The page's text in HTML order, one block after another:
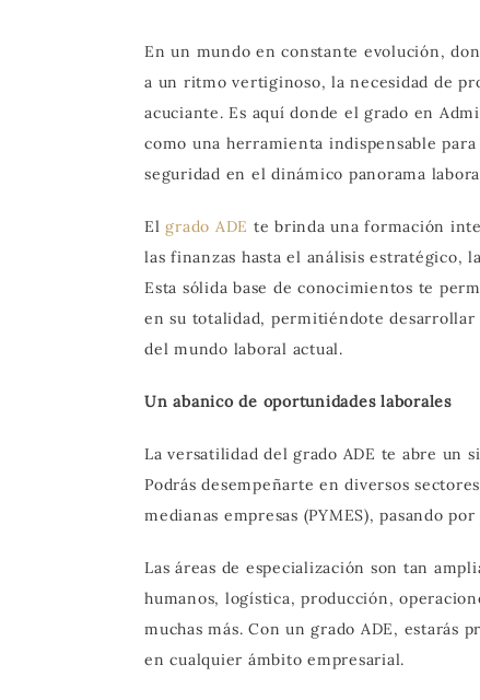
En un mundo en constante evolución,
a un ritmo vertiginoso, la necesidad de
acuciante. Es aquí donde el grado en
como una herramienta indispensable
seguridad en el dinámico panorama
Elgrado ADE te brinda una formación
las finanzas hasta el análisis estratégico,
Esta sólida base de conocimientos te
en su totalidad, permitiéndote
del mundo laboral actual.
Un abanico de oportunidades laborales
La versatilidad del grado ADE te abre un
Podrás desempeñarte en diversos
medianas empresas (PYMES), pasando
Las áreas de especialización son tan
humanos, logística, producción,
muchas más. Con un grado ADE, estarás
en cualquier ámbito empresarial.